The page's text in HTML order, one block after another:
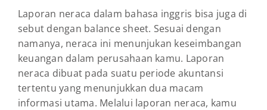
Laporan neraca dalam bahasa inggris bisa juga di
sebut dengan balance sheet. Sesuai dengan
namanya, neraca ini menunjukan keseimbangan
keuangan dalam perusahaan kamu. Laporan
neraca dibuat pada suatu periode akuntansi
tertentu yang menunjukkan dua macam
informasi utama. Melalui laporan neraca, kamu